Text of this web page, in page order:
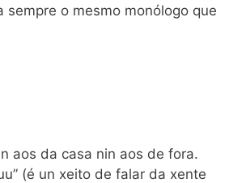
o mesmo monólogo que
aos da casa nin aos de fora.
(é un xeito de falar da xente